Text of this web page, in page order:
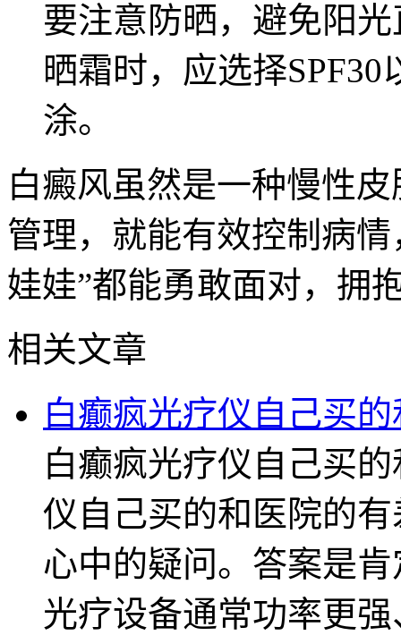
要注意防晒，避免阳
晒霜时，应选择
涂。
白癜风虽然是一种慢性
管理，就能有效控制病
娃娃”都能勇敢面对，拥
相关文章
白癫疯光疗仪自己买
白癫疯光疗仪自己买
仪自己买的和医院的
心中的疑问。答案是
光疗设备通常功率更